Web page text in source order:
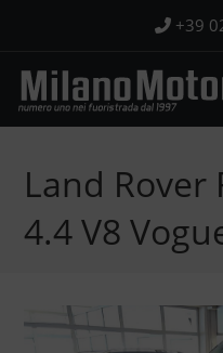
contenuto
+39
Land Rover
4.4 V8